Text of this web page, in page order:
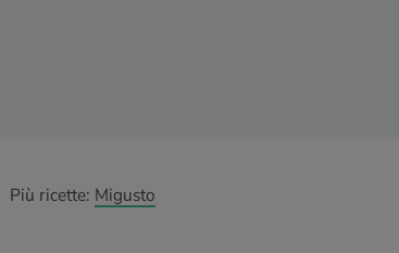
Più ricette: Migusto